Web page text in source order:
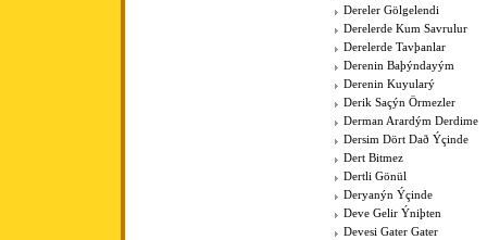
Dereler Gölgelendi
Derelerde Kum Savrulur
Derelerde Tavþanlar
Derenin Baþýndayým
Derenin Kuyularý
Derik Saçýn Örmezler
Derman Arardým Derdime
Dersim Dört Dað Ýçinde
Dert Bitmez
Dertli Gönül
Deryanýn Ýçinde
Deve Gelir Ýniþten
Devesi Gater Gater